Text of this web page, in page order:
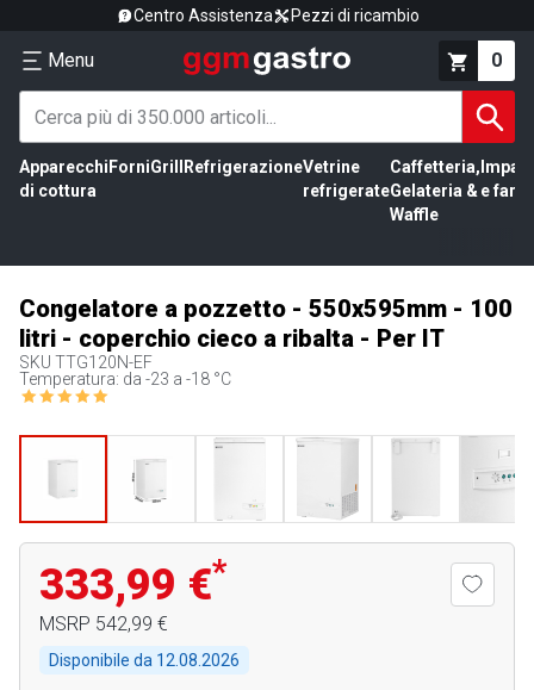
Centro Assistenza Pezzi di ricambio
Menu 0
Apparecchi
di cottura
ForniGrill RefrigerazioneVetrine
refrigerate
Caffetteria,
Gelateria &
Waffle
e
Congelatore a pozzetto - 550x595mm - 100
litri - coperchio cieco a ribalta - Per IT
SKU TTG120N-EF
Temperatura: da -23 a -18 °C
333,99 €*
MSRP 542,99 €
Disponibile da 12.08.2026